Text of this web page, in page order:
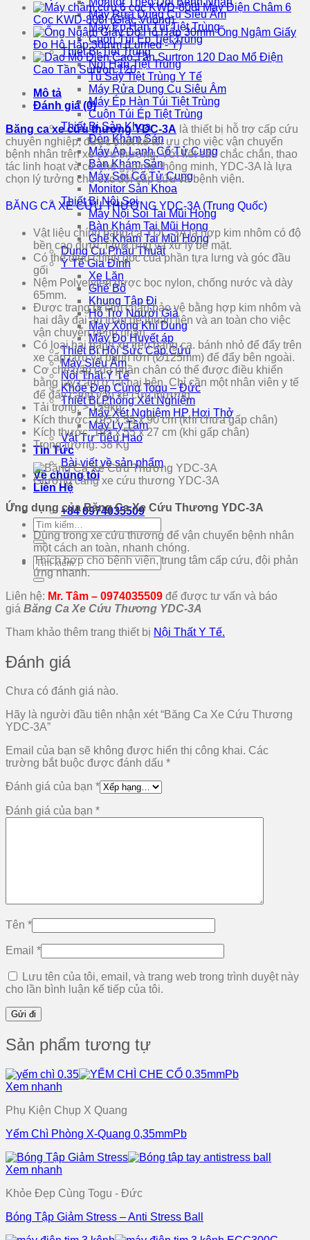
Máy Rửa Dụng Cụ Siêu Âm
Máy Ép Hàn Túi Tiệt Trùng
Cuộn Túi Ép Tiệt Trùng
Thiết Bị Tiệt Trùng
Nồi Hấp Tiệt Trùng
Tủ Sấy Tiệt Trùng Y Tế
Máy Rửa Dụng Cụ Siêu Âm
Máy Ép Hàn Túi Tiệt Trùng
Cuộn Túi Ép Tiệt Trùng
Thiết Bị Sản Khoa
Đèn Khám Sản
Máy Áp Lạnh Cổ Tử Cung
Bàn Khám Sản
Máy Soi Cổ Tử Cung
Monitor Sản Khoa
Thiết Bị Nội Soi
Máy Nội Soi Tai Mũi Họng
Bàn Khám Tai Mũi Họng
Ghế Khám Tai Mũi Họng
Dụng Cụ Phẫu Thuật
Y Tế Gia Đình
Xe Lăn
Ghế Bô
Khung Tập Đi
Hỗ Trợ Người Già
Máy Xông Khí Dung
Máy Đo Huyết áp
Thiết Bị Hồi Sức Cấp Cứu
Máy Siêu Âm
Nội Thất Y Tế
Khỏe Đẹp Cùng Togu – Đức
Thiết Bị Phòng Xét Nghiệm
Máy Xét Nghiệm HP Hơi Thở
Máy Ly Tâm
Vật Tư Tiêu Hao
Tin Tức
Bài viết về sản phẩm
Về chúng tôi
Liên Hệ
+84 0974035509
Tìm
kiếm:
Tìm
kiếm:
Máy Điện Châm 6
Cọc KWD-808I (Giắc Vuông)
Ống Ngậm Giấy
Đo Hô Hấp 30mm (Lumed - Ý)
Dao Mổ Điện
Cao Tần Surtron 120
Mô tả
Đánh giá (0)
Băng ca xe cứu thương YDC-3A là thiết bị hỗ trợ cấp cứu
chuyên nghiệp, được thiết kế tối ưu cho việc vận chuyển
bệnh nhân trên xe cứu thương. Với kết cấu chắc chắn, thao
tác linh hoạt và cơ chế gập/mở thông minh, YDC-3A là lựa
chọn lý tưởng cho các đội cấp cứu và bệnh viện.
BĂNG CA XE CỨU THƯƠNG YDC-3A (Trung Quốc)
Vật liệu chính băng ca YDC-3A là hợp kim nhôm có độ
bền cao được làm cứng và xử lý bề mặt.
Có thể điều chỉnh góc của phần tựa lưng và góc đầu
gối
Nệm Polyetylen được bọc nylon, chống nước và dày
65mm.
Được trang bị tấm chắn bảo vệ bằng hợp kim nhôm và
hai dây đai an toàn để thuận tiện và an toàn cho việc
vận chuyển bệnh nhân.
Có loại hai bánh xe trên băng ca. bánh nhỏ để đẩy trên
xe cấp cứu và bánh lớn (Ø125mm) để đẩy bên ngoài.
Cơ chế gấp của phần chân có thể được điều khiển
bằng tay cầm ở cả hai bên. Chỉ cần một nhân viên y tế
để đẩy cáng vào xe cứu thương.
Tải trọng: > 159kg
Kích thước: 195 x 55 x 90 cm (khi chưa gấp chân)
Kích thước: 195 x 55 x 27 cm (khi gấp chân)
Trọng lượng: 38 Kg
Giường cáng xe cứu thương YDC-3A
Ứng dụng của Băng Ca Xe Cứu Thương YDC-3A
Dùng trong xe cứu thương để vận chuyển bệnh nhân
một cách an toàn, nhanh chóng.
Thích hợp cho bệnh viện, trung tâm cấp cứu, đội phản
ứng nhanh.
Liên hệ: Mr. Tâm – 0974035509 để được tư vấn và báo
giá Băng Ca Xe Cứu Thương YDC-3A
Tham khảo thêm trang thiết bị Nội Thất Y Tế.
Đánh giá
Chưa có đánh giá nào.
Hãy là người đầu tiên nhận xét “Băng Ca Xe Cứu Thương
YDC-3A”
Email của bạn sẽ không được hiển thị công khai. Các
trường bắt buộc được đánh dấu *
Đánh giá của bạn *
Đánh giá của bạn *
Tên *
Email *
Lưu tên của tôi, email, và trang web trong trình duyệt này
cho lần bình luận kế tiếp của tôi.
Sản phẩm tương tự
Xem nhanh
Phụ Kiện Chụp X Quang
Yếm Chì Phòng X-Quang 0,35mmPb
Xem nhanh
Khỏe Đẹp Cùng Togu - Đức
Bóng Tập Giảm Stress – Anti Stress Ball